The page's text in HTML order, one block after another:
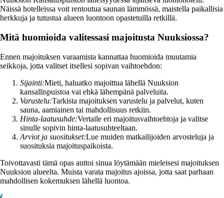
Näissä hotelleissa voit rentoutua saunan lämmössä, maistella paikallisia
herkkuja ja tutustua alueen luontoon opastetuilla retkillä.
Mitä huomioida valitessasi majoitusta Nuuksiossa?
Ennen majoituksen varaamista kannattaa huomioida muutamia
seikkoja, jotta valitset itsellesi sopivan vaihtoehdon:
Sijainti:Mieti, haluatko majoittua lähellä Nuuksion
kansallispuistoa vai ehkä lähempänä palveluita.
Varustelu:Tarkista majoituksen varustelu ja palvelut, kuten
sauna, aamiainen tai mahdollisuus retkiin.
Hinta-laatusuhde:Vertaile eri majoitusvaihtoehtoja ja valitse
sinulle sopivin hinta-laatusuhteeltaan.
Arviot ja suositukset:Lue muiden matkailijoiden arvosteluja ja
suosituksia majoituspaikoista.
Toivottavasti tämä opas auttoi sinua löytämään mieleisesi majoituksen
Nuuksion alueelta. Muista varata majoitus ajoissa, jotta saat parhaan
mahdollisen kokemuksen lähellä luontoa.